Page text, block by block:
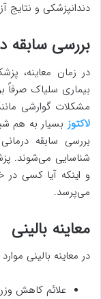
دندانپزشکی و
بررسی سابقه
در زمان معاینه،
بیماری سلیاک صرفاً
مشکلات گوارشی
لاکتوز بسیار به هم
بررسی سابقه
شناسایی می‌شوند.
و اینکه آیا کسی در
می‌پرسد.
معاینه بالینی
در معاینه بالینی
علائم کاهش